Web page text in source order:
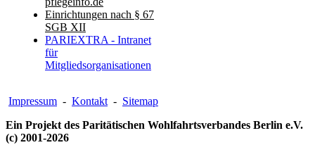
Einrichtungen nach § 67
SGB XII
PARIEXTRA - Intranet
für
Mitgliedsorganisationen
Impressum - Kontakt - Sitemap
Ein Projekt des Paritätischen Wohlfahrtsverbandes Berlin e.V.
(c) 2001-2026